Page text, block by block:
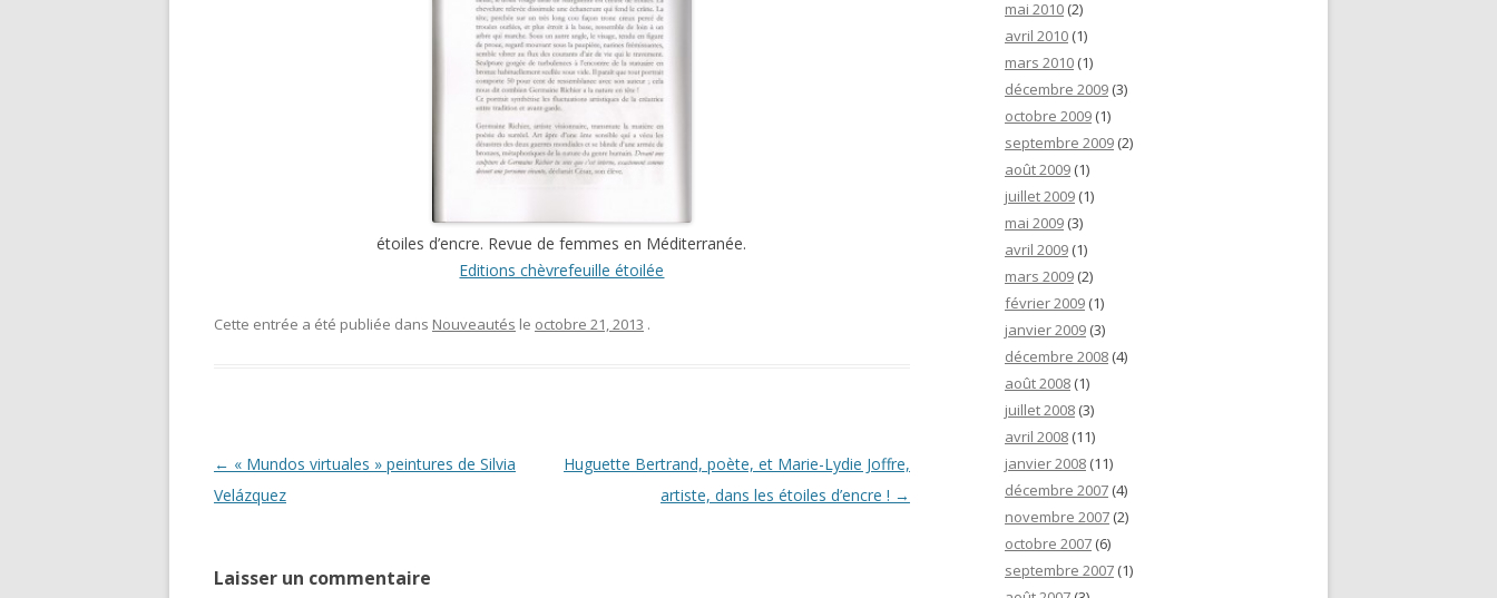
étoiles d’encre. Revue de femmes en Méditerranée.
Editions chèvrefeuille étoilée
Cette entrée a été publiée dans Nouveautés le octobre 21, 2013 .
Navigation des articles
← « Mundos virtuales » peintures de Silvia
Velázquez
Huguette Bertrand, poète, et Marie-Lydie Joffre,
artiste, dans les étoiles d’encre ! →
Laisser un commentaire
mai 2010 (2)
avril 2010 (1)
mars 2010 (1)
décembre 2009 (3)
octobre 2009 (1)
septembre 2009 (2)
août 2009 (1)
juillet 2009 (1)
mai 2009 (3)
avril 2009 (1)
mars 2009 (2)
février 2009 (1)
janvier 2009 (3)
décembre 2008 (4)
août 2008 (1)
juillet 2008 (3)
avril 2008 (11)
janvier 2008 (11)
décembre 2007 (4)
novembre 2007 (2)
octobre 2007 (6)
septembre 2007 (1)